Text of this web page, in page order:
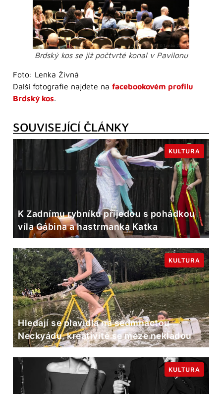
Brdský kos se již počtvrté konal v Pavilonu
Foto: Lenka Živná
Další fotografie najdete na facebookovém profilu
Brdský kos
SOUVISEJÍCÍ ČLÁNKY
K Zadnímu rybníku přijedou s pohádkou
víla Gábina a hastrmanka Katka
KULTURA
Hledají se plavidla na sedmnáctou
Neckyádu, kreativitě se meze nekladou
KULTURA
KULTURA